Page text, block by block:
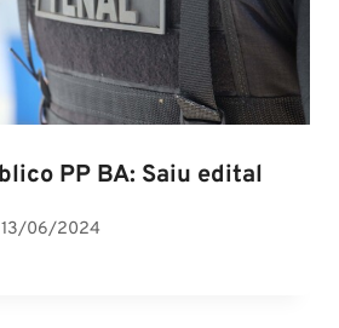
PP BA: Saiu edital
13/06/2024